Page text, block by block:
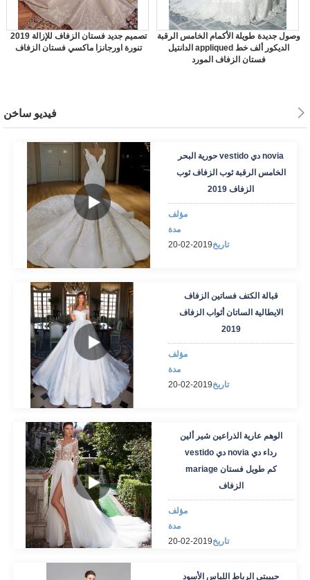
2019 تصميم جديد فستان الزفاف للإزالة
تنورة اورجانزا ماكسي فستان الزفاف
وصول جديدة طويلة الأكمام الخامس الرقبة
الدانتيل appliqued الديكور ألف خط
فستان الزفاف المورد
فيديو ساخن
حورية البحر vestido دي novia
الخامس الرقبة ثوب الزفاف ثوب
الزفاف 2019
مؤلف
مدة
تاريخ2019-02-20
قبالة الكتف فساتين الزفاف
الايطالية الساتان أثواب الزفاف
2019
مؤلف
مدة
تاريخ2019-02-20
الوهم عارية الذراعين شير ألين
vestido دي novia رداء دي
mariage كم طويل فستان
الزفاف
مؤلف
مدة
تاريخ2019-02-20
حبيبتي الرباط اللباس الأسود